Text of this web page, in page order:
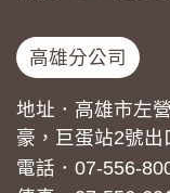
高雄分公司
地址．高雄市左
豪，巨蛋站2號出
電話．07-556-